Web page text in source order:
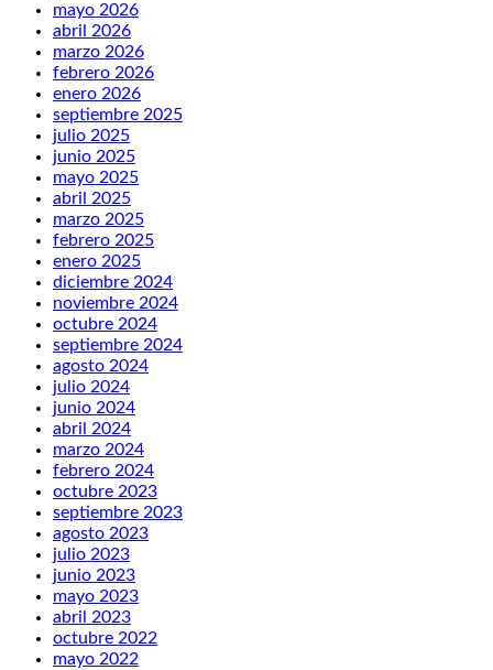
mayo 2026
abril 2026
marzo 2026
febrero 2026
enero 2026
septiembre 2025
julio 2025
junio 2025
mayo 2025
abril 2025
marzo 2025
febrero 2025
enero 2025
diciembre 2024
noviembre 2024
octubre 2024
septiembre 2024
agosto 2024
julio 2024
junio 2024
abril 2024
marzo 2024
febrero 2024
octubre 2023
septiembre 2023
agosto 2023
julio 2023
junio 2023
mayo 2023
abril 2023
octubre 2022
mayo 2022